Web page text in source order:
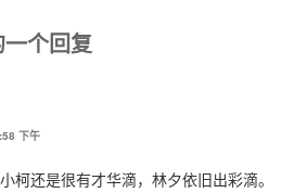
个回复
下午
柯还是很有才华滴，林夕依旧出彩滴。